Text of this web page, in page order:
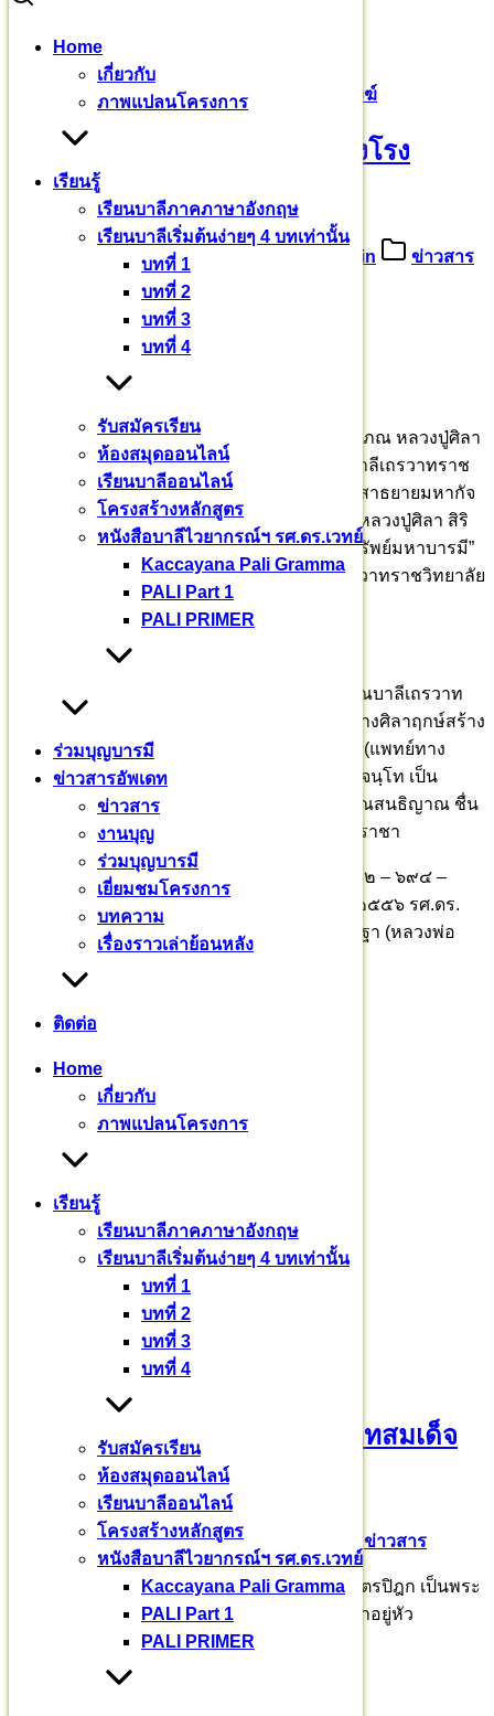
Home
เกี่ยวกับ
ภาพแปลนโครงการ
เรียนรู้
เรียนบาลีภาคภาษาอังกฤษ
เรียนบาลีเริ่มต้นง่ายๆ 4 บทเท่านั้น
บทที่ 1
บทที่ 2
บทที่ 3
บทที่ 4
รับสมัครเรียน
ห้องสมุดออนไลน์
เรียนบาลีออนไลน์
โครงสร้างหลักสูตร
หนังสือบาลีไวยากรณ์ฯ รศ.ดร.เวทย์
Kaccayana Pali Gramma
PALI Part 1
PALI PRIMER
ร่วมบุญบารมี
ข่าวสารอัพเดท
ข่าวสาร
งานบุญ
ร่วมบุญบารมี
เยี่ยมชมโครงการ
บทความ
เรื่องราวเล่าย้อนหลัง
ติดต่อ
Home
เกี่ยวกับ
ภาพแปลนโครงการ
เรียนรู้
เรียนบาลีภาคภาษาอังกฤษ
เรียนบาลีเริ่มต้นง่ายๆ 4 บทเท่านั้น
บทที่ 1
บทที่ 2
บทที่ 3
บทที่ 4
รับสมัครเรียน
ห้องสมุดออนไลน์
เรียนบาลีออนไลน์
โครงสร้างหลักสูตร
หนังสือบาลีไวยากรณ์ฯ รศ.ดร.เวทย์
Kaccayana Pali Gramma
PALI Part 1
PALI PRIMER
Search
หลวงปู่ศิลา สิริจันโท นำพาสร้างโรงพยาบาลสงฆ์
หลวงปู่ศิลา สิริจันโท นำพาสร้างโรง
พยาบาลสงฆ์
18 ตุลาคม 256818 ตุลาคม 2025 admin ข่าวสาร
หลวงปู่ศิลา สิริจันโท
นำพาสร้างโรงพยาบาลสงฆ์
– ๕ ธันวาคม ๒๕๖๘
ภาคเย็น วันที่ ๔ ธันวาคม พระราชวัชรธรรมโสภณ หลวงปู่ศิลา
สิริจนฺโท กำหนดเดินทางถึงมหาวชิราลงกรณบาลีเถรวาทราช
วิทยาลัย กำแพงแสน นครปฐม ประกอบพิธีสวดสาธยายมหากัจ
จายนสูตร โดยศากยบุตรสามเณรสีหะ ๒๐๐ รูป หลวงปู่ศิลา สิริ
จนฺโท เมตตาอธิษฐานจิตเดี่ยววัตถุมงคล “อริยทรัพย์มหาบารมี”
เสร็จแล้วพักจำวัด ณ มหาวชิราลงกรณบาลีเถรวาทราชวิทยาลัย
กำแพงแสน นครปฐม
ภาคเช้า ๕ ธันวาคม ๒๕๖๘ ณ มหาวชิราลงกรณบาลีเถรวาท
ราชวิทยาลัย กำแพงแสน นครปฐม กำหนดพิธีวางศิลาฤกษ์สร้าง
ตึกสงฆ์อาพาธ โครงการสร้างโรงพยาบาลสงฆ์ (แพทย์ทาง
เลือก) พระราชวัชรธรรมโสภณ หลวงปู่ศิลา สิริจนฺโท เป็น
ประธานวางศิลาฤกษ์ อุปถัมภ์สร้างถวายโดย คุณสนธิญาณ ชื่น
ฤทัยในธรรม ประธานกรรมการมูลนิธิศรีธรรมราชา
ติดต่อสอบถาม พระธรรมวชิราจารย์ รศ.ดร. ๐๙๒ – ๖๙๔ –
๘๘๘๓ พระหาญศักดิ์ ขนฺติสุโภ ๐๙๒ – ๒๖๕ – ๒๕๕๖ รศ.ดร.
เวทย์ บรรณกรกุล ๐๘๑ – ๙๔๓ – ๒๖๖๕ พระจิรฐา (หลวงพ่อ
หมวดหมู่
ข่าวสาร
งานบุญ(18)
บทความ(80)
พระมหากรุณาธิคุณ
เยี่ยมชมโครงการ
เรียนบาลี(3)
เรื่องราวเล่าย้อนหลัง(7)
บทความอื่นๆ
วันเฉลิมพระชนมพรรษา พระบาทสมเด็จ
พระเจ้าอยู่หัว
29 กรกฎาคม 256931 กรกฎาคม 2026 ข่าวสาร
น้อมถวายอานิสงส์การศึกษาเล่าเรียนบาลีพระไตรปิฎก เป็นพระ
ราชกุศล เฉลิมพระเกียรติพระบาทสมเด็จพระเจ้าอยู่หัว